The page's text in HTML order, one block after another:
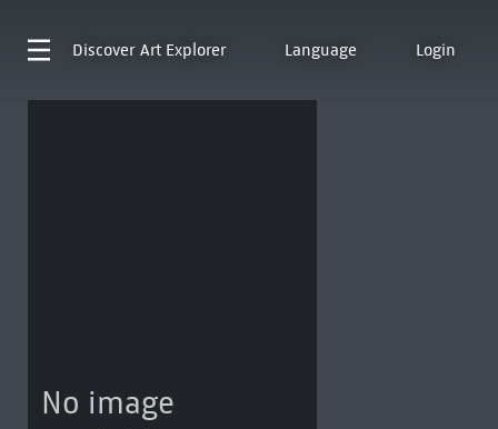
Discover Art Explorer Language Login
No image